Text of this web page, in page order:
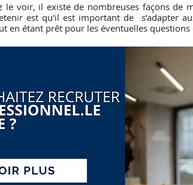
le voir, il existe de nombreuses façons de
est qu'il est important de  s’adapter
en étant prêt pour les éventuelles questions